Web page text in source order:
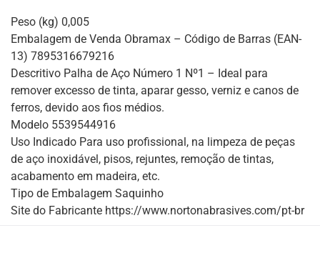
Peso (kg) 0,005
Embalagem de Venda Obramax – Código de Barras (EAN-
13) 7895316679216
Descritivo Palha de Aço Número 1 Nº1 – Ideal para
remover excesso de tinta, aparar gesso, verniz e canos de
ferros, devido aos fios médios.
Modelo 5539544916
Uso Indicado Para uso profissional, na limpeza de peças
de aço inoxidável, pisos, rejuntes, remoção de tintas,
acabamento em madeira, etc.
Tipo de Embalagem Saquinho
Site do Fabricante https://www.nortonabrasives.com/pt-br